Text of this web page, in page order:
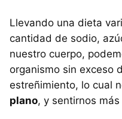
Llevando una dieta
cantidad de sodio,
nuestro cuerpo,
organismo sin exceso
estreñimiento, lo cual
plano, y sentirnos